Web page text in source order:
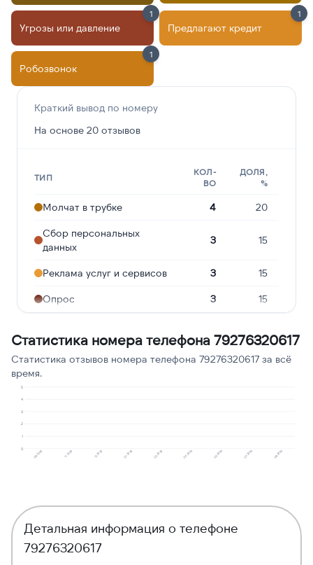
Угрозы или давление
1
Предлагают кредит
1
Робозвонок
1
Краткий вывод по номеру
На основе 20 отзывов
ТИП
КОЛ-
ВО
ДОЛЯ,
%
Молчат в трубке 4 20
Сбор персональных
данных
3 15
Реклама услуг и сервисов 3 15
Опрос 3 15
мошенничество
Навязчивые звонки 2 10
Статистика номера телефона 79276320617
Статистика отзывов номера телефона 79276320617 за всё
время.
0
1
2
3
4
5
08.2025 11.2025 12.2025 01.2026 02.2026 04.2026 05.2026 07.2026 08.2026
Детальная информация о телефоне
79276320617